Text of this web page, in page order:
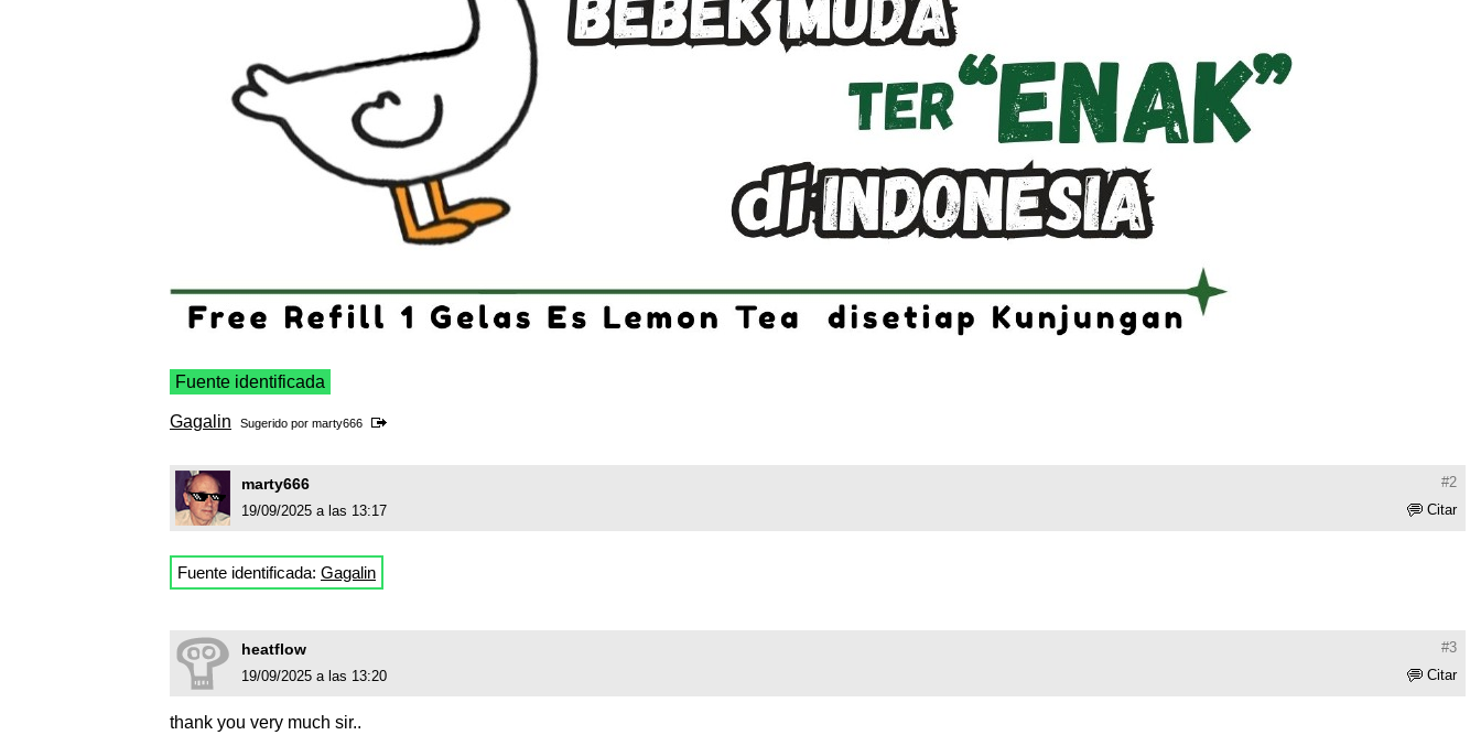
Fuente identificada
Gagalin Sugerido por marty666
#2
marty666
Citar
19/09/2025 a las 13:17
Fuente identificada: Gagalin
#3
heatflow
Citar
19/09/2025 a las 13:20
thank you very much sir..